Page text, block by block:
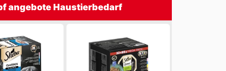
angebote Haustierbedarf